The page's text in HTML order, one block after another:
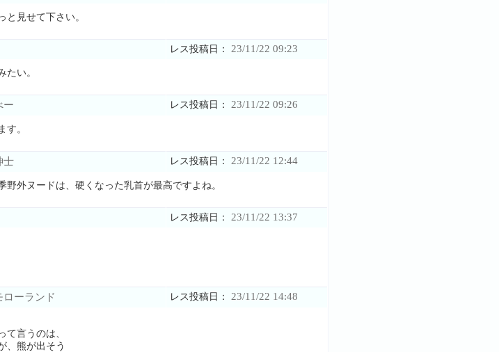
と見せて下さい。
レス投稿日： 23/11/22 09:23
たい。
ー レス投稿日： 23/11/22 09:26
す。
士 レス投稿日： 23/11/22 12:44
外ヌードは、硬くなった乳首が最高ですよね。
レス投稿日： 23/11/22 13:37
ローランド レス投稿日： 23/11/22 14:48
て言うのは、
、熊が出そう